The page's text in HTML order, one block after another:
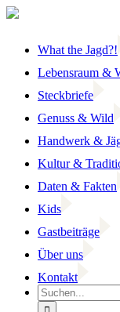
Zum
What the Jagd?!
Lebensraum &
Steckbriefe
Genuss & Wild
Handwerk &
Kultur &
Daten & Fakten
Kids
Gastbeiträge
Über uns
Kontakt
Suche
nach: